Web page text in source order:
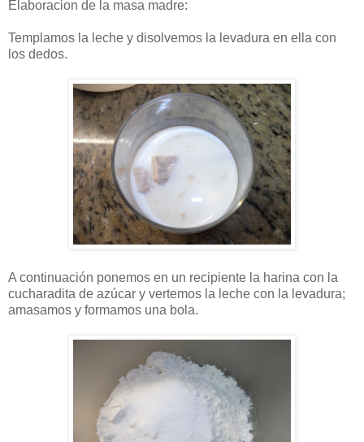
Elaboracion de la masa madre:
Templamos la leche y disolvemos la levadura en ella con
los dedos.
A continuación ponemos en un recipiente la harina con la
cucharadita de azúcar y vertemos la leche con la levadura;
amasamos y formamos una bola.